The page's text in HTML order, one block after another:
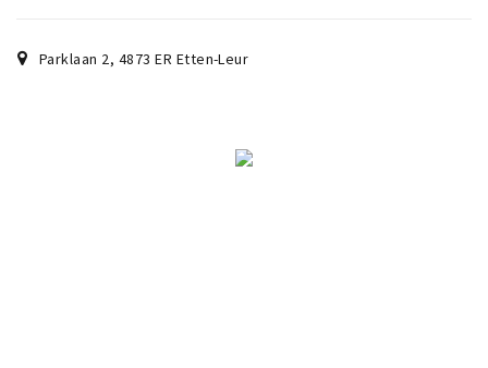
Parklaan 2, 4873 ER Etten-Leur